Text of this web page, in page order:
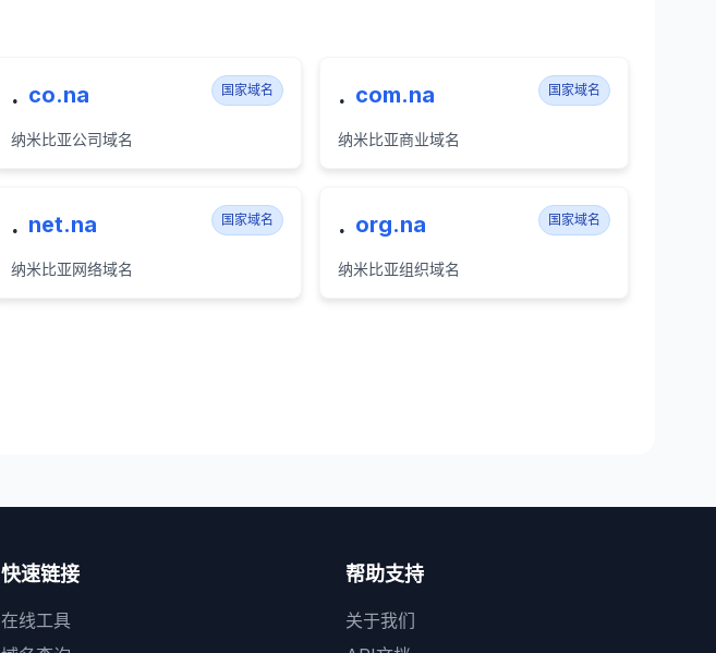
. co.na 国家域名
纳米比亚公司域名
. com.na 国家域名
纳米比亚商业域名
. net.na 国家域名
纳米比亚网络域名
. org.na 国家域名
纳米比亚组织域名
快速链接
在线工具
帮助支持
关于我们